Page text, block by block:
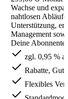
Wachse und
nahtlosen
Unterstützung,
Management
Deine
zgl. 0,95 %
Rabatte,
Flexibles